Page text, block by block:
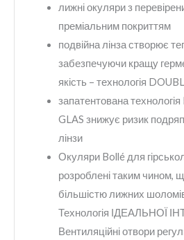
лижні окуляри з
преміальним покриттям
подвійна лінза створює
забезпечуючи кращу
якість – технологія
запатентована
GLAS знижує ризик
лінзи
Окуляри Bollé для
розроблені таким чином,
більшістю лижних
Технологія ІДЕАЛЬНОЇ
Вентиляційні отвори